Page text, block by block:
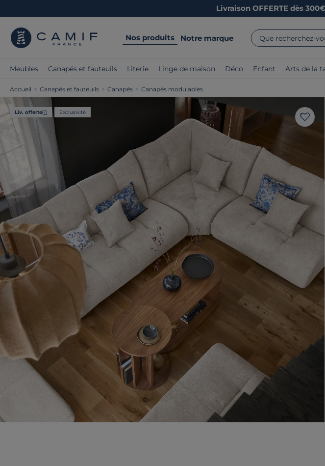
Livraison OFFERTE dès
Nos produits Notre marque Que recherchez-
Meubles Canapés et fauteuils Literie Linge de maison Déco Enfant Arts de la
Accueil > Canapés et fauteuils > Canapés > Canapés modulables
Liv. offerte Exclusivité